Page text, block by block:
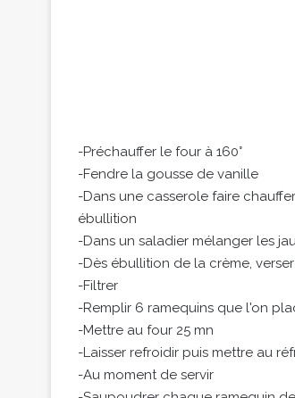
-Préchauffer le four à 160°
-Fendre la gousse de vanille
-Dans une casserole faire
ébullition
-Dans un saladier mélanger les
-Dès ébullition de la crème,
-Filtrer
-Remplir 6 ramequins que l'on
-Mettre au four 25 mn
-Laisser refroidir puis mettre au
-Au moment de servir